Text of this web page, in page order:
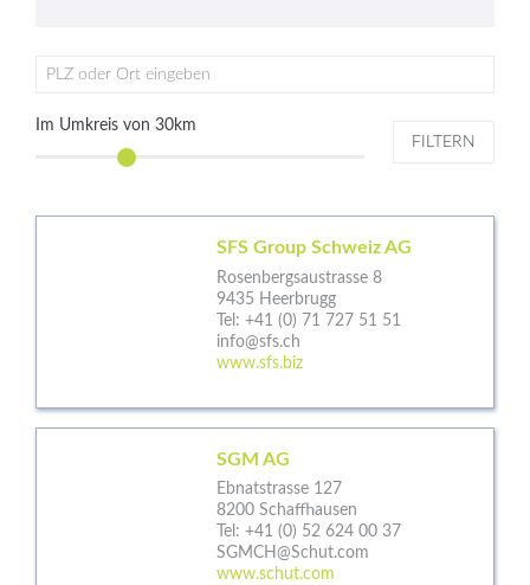
PLZ oder Ort eingeben
Im Umkreis von 30km
FILTERN
SFS Group Schweiz AG
Rosenbergsaustrasse 8
9435 Heerbrugg
Tel: +41 (0) 71 727 51 51
info@sfs.ch
www.sfs.biz
SGM AG
Ebnatstrasse 127
8200 Schaffhausen
Tel: +41 (0) 52 624 00 37
SGMCH@Schut.com
www.schut.com